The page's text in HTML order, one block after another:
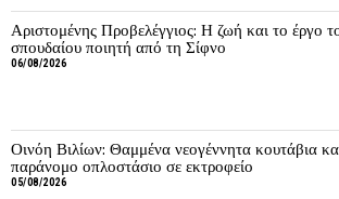
Αριστομένης Προβελέγγιος: Η ζωή και το έργο
σπουδαίου ποιητή από τη Σίφνο
06/08/2026
Οινόη Βιλίων: Θαμμένα νεογέννητα κουτάβια
παράνομο οπλοστάσιο σε εκτροφείο
05/08/2026